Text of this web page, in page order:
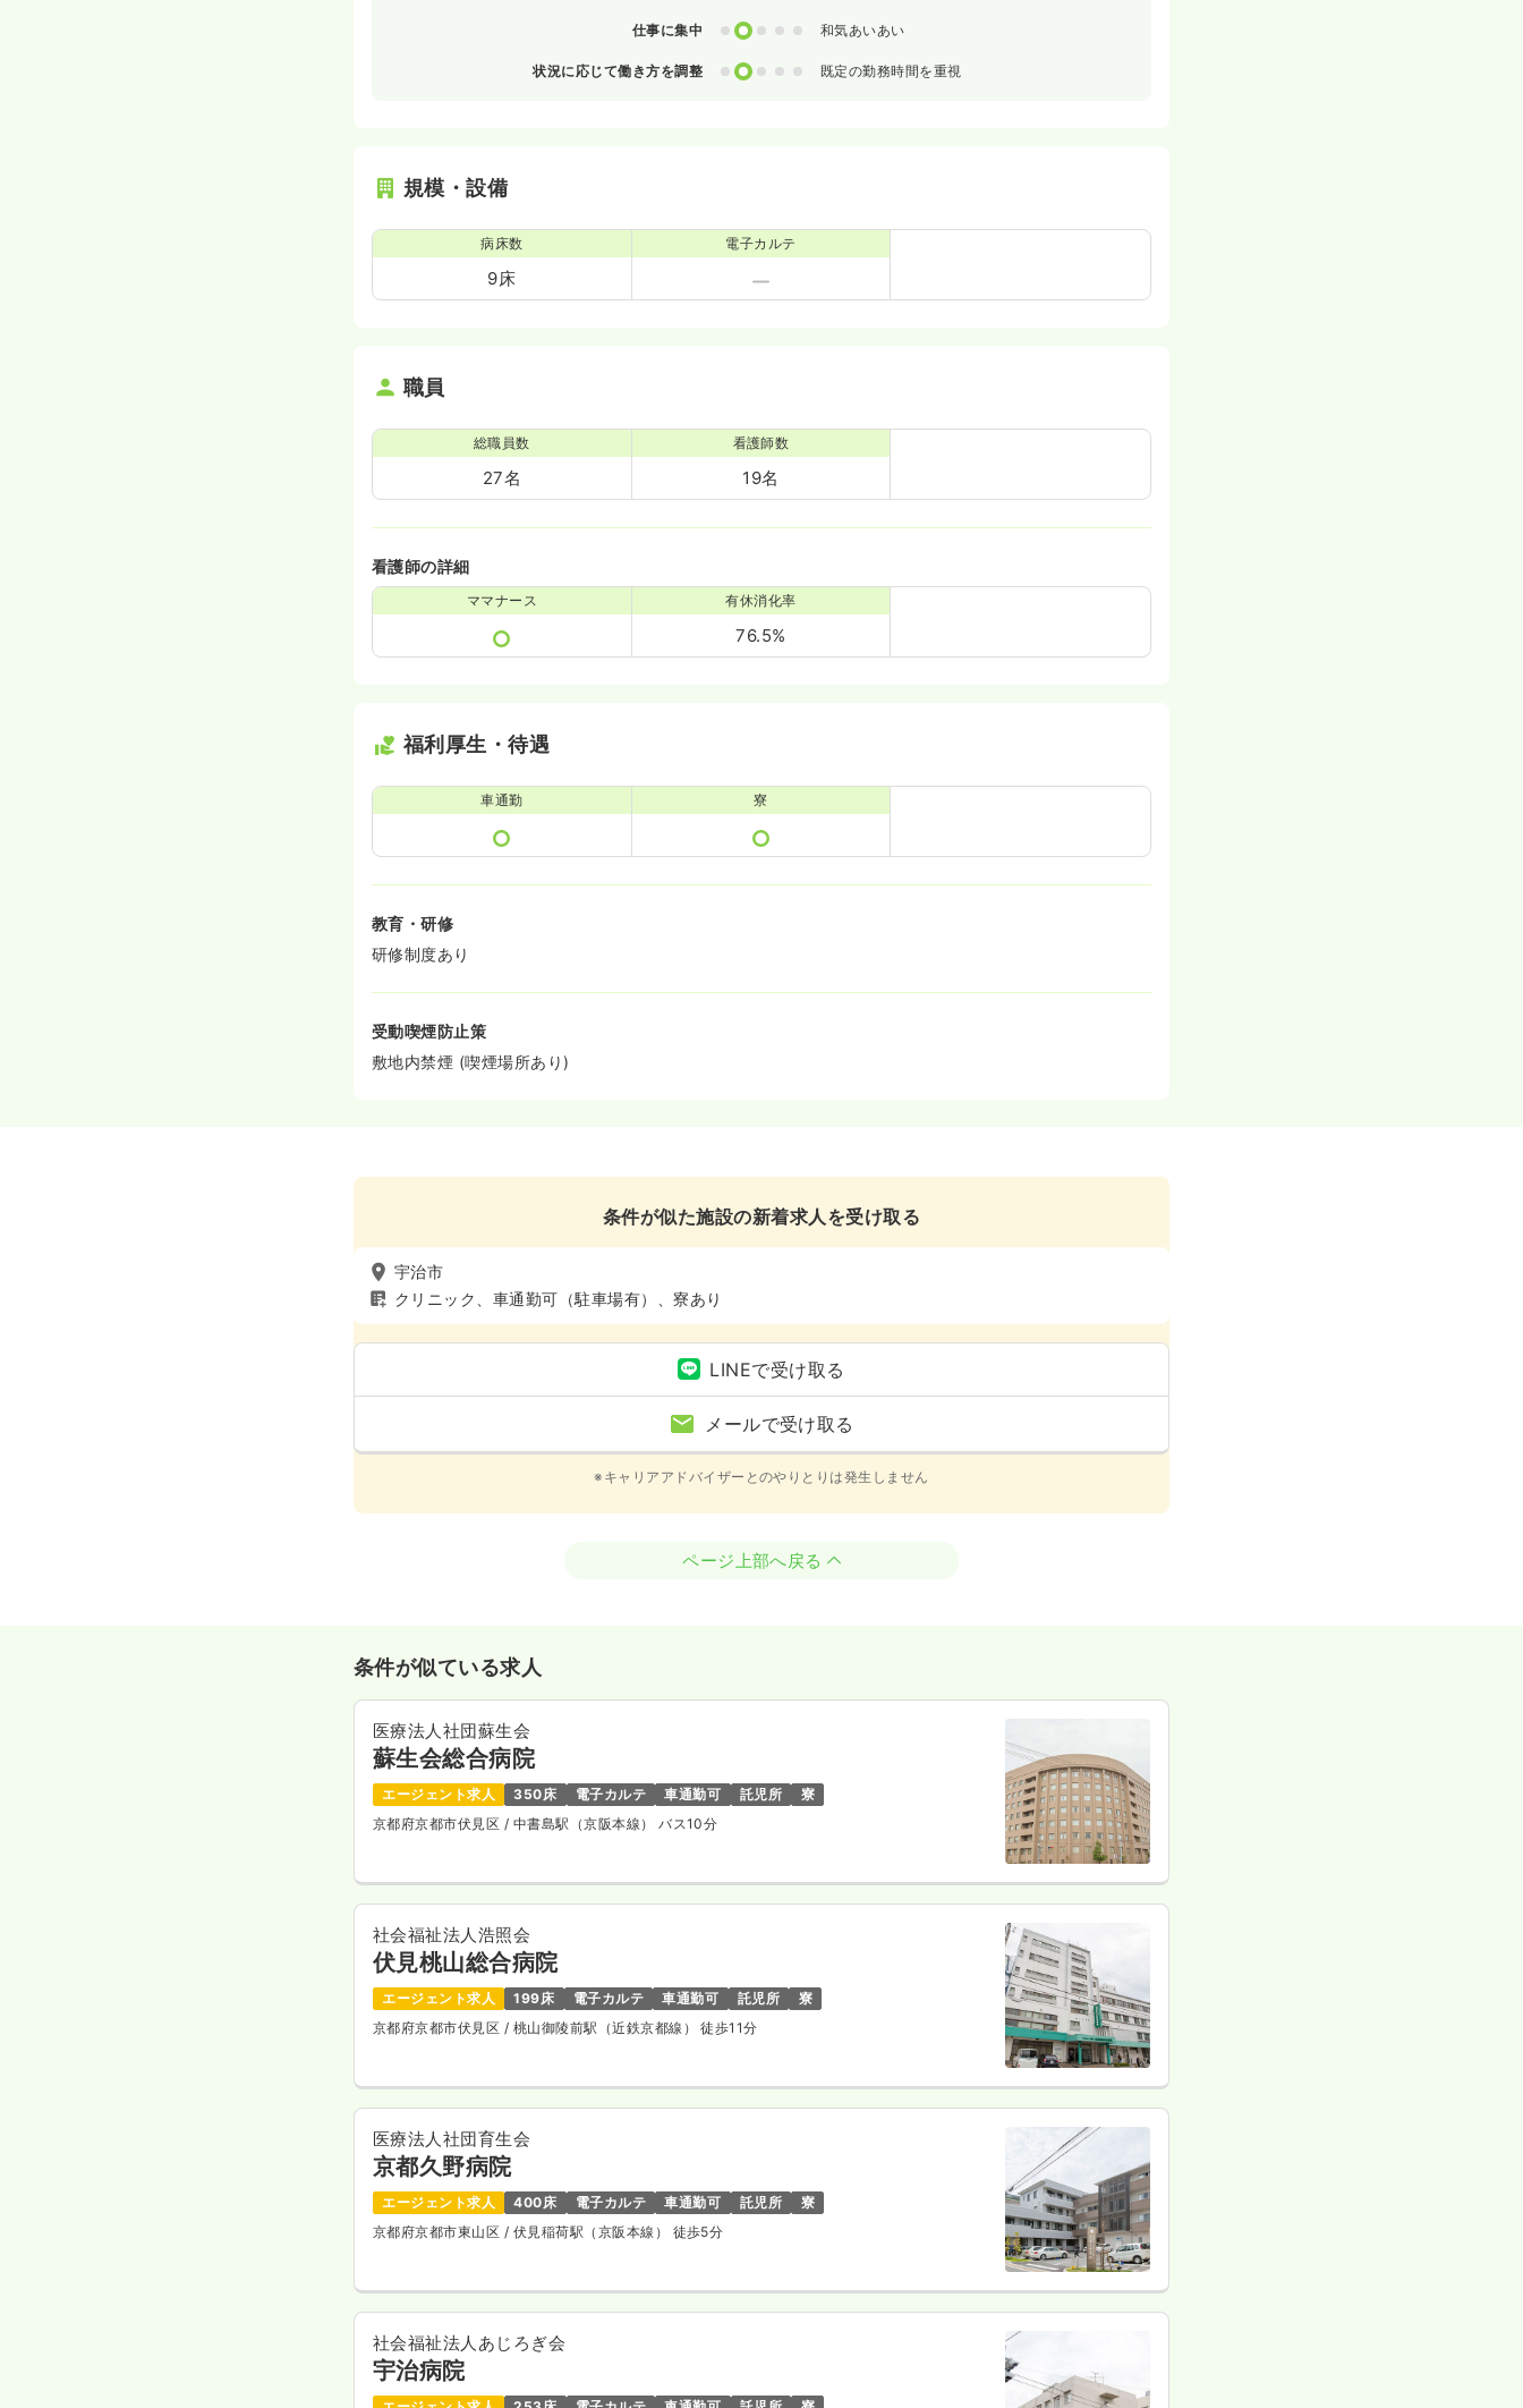
仕事に集中 0 1 2 3 4 和気あいあい
状況に応じて働き方を調整 0 1 2 3 4 既定の勤務時間を重視
規模・設備
病床数
9床
電子カルテ
職員
総職員数
27名
看護師数
19名
看護師の詳細
ママナース 有休消化率
76.5%
福利厚生・待遇
車通勤 寮
教育・研修
研修制度あり
受動喫煙防止策
敷地内禁煙 (喫煙場所あり)
条件が似た施設の新着求人を受け取る
宇治市
クリニック、車通勤可（駐車場有）、寮あり
LINEで受け取る
メールで受け取る
※キャリアアドバイザーとのやりとりは発生しません
ページ上部へ戻る
条件が似ている求人
医療法人社団蘇生会
蘇生会総合病院
エージェント求人 350床 電子カルテ 車通勤可 託児所
寮
京都府京都市伏見区 / 中書島駅（京阪本線） バス10分
社会福祉法人浩照会
伏見桃山総合病院
エージェント求人 199床 電子カルテ 車通勤可 託児所
寮
京都府京都市伏見区 / 桃山御陵前駅（近鉄京都線） 徒歩11分
医療法人社団育生会
京都久野病院
エージェント求人 400床 電子カルテ 車通勤可 託児所
寮
京都府京都市東山区 / 伏見稲荷駅（京阪本線） 徒歩5分
社会福祉法人あじろぎ会
宇治病院